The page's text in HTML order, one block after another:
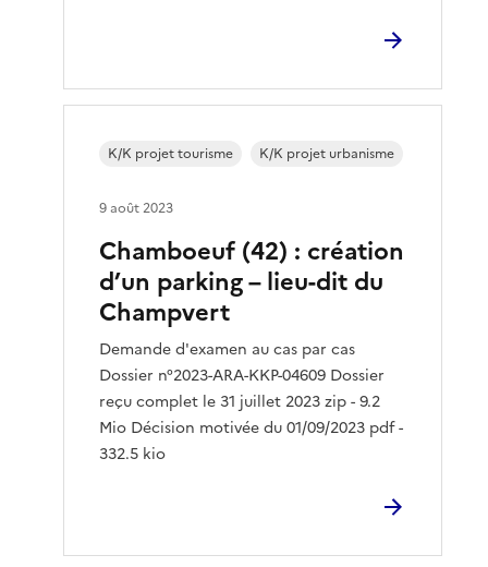
Chamboeuf (42) : création
d’un parking – lieu-dit du
Champvert
Demande d'examen au cas par cas
Dossier n°2023-ARA-KKP-04609 Dossier
reçu complet le 31 juillet 2023 zip - 9.2
Mio Décision motivée du 01/09/2023 pdf -
332.5 kio
K/K projet tourisme K/K projet urbanisme
9 août 2023